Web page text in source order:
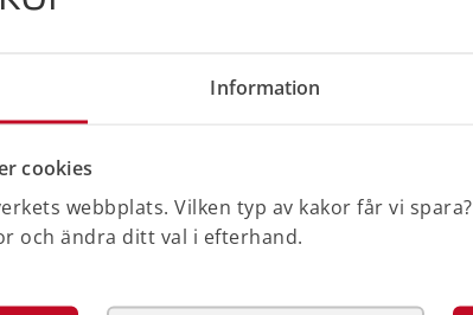
Information
cookies
webbplats. Vilken typ av kakor får vi
och ändra ditt val i efterhand.
förslag till finansiering av
Det innehåller förslag till
Budgetunderlaget lämnas till